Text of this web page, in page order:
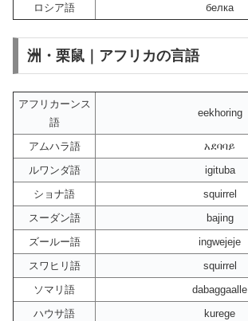
ロシア語
белка
洲・栗鼠｜アフリカの言語
アフリカーンス
語
eekhoring
アムハラ語
አደባባይ
ルワンダ語
igituba
ショナ語
squirrel
スーダン語
bajing
ズールー語
ingwejeje
スワヒリ語
squirrel
ソマリ語
dabaggaalle
ハウサ語
kurege